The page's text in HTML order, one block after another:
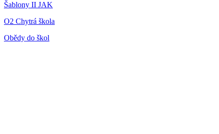
Šablony II JAK
O2 Chytrá škola
Obědy do škol